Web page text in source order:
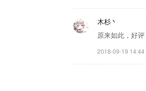
木杉丶
原来如此，好评
2018-09-19 14:44